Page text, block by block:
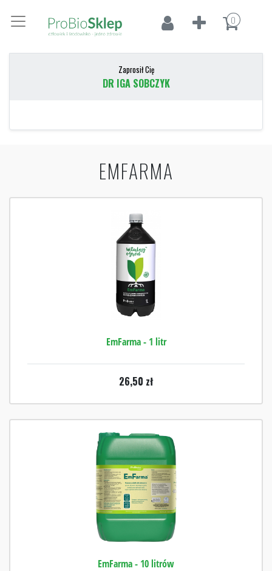
0
Zaprosił Cię
DR IGA SOBCZYK
EMFARMA
EmFarma - 1 litr
26,50 zł
EmFarma - 10 litrów